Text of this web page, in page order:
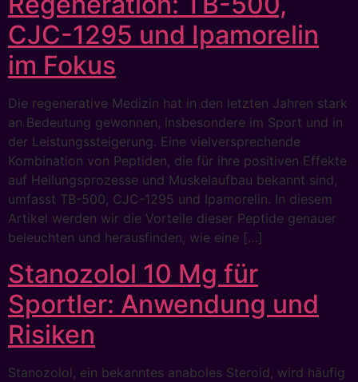
CJC-1295 und Ipamorelin
im Fokus
Die regenerative Medizin hat in den letzten Jahren stark
an Bedeutung gewonnen, insbesondere im Sport und in
der Leistungssteigerung. Eine vielversprechende
Kombination von Peptiden, die für ihre positiven Effekte
auf Heilungsprozesse und Muskelaufbau bekannt sind,
umfasst TB-500, CJC-1295 und Ipamorelin. In diesem
Artikel werden wir die Vorteile dieser Peptide genauer
beleuchten und herausfinden, wie eine […]
Stanozolol 10 Mg für
Sportler: Anwendung und
Risiken
Stanozolol, ein bekanntes anaboles Steroid, wird häufig